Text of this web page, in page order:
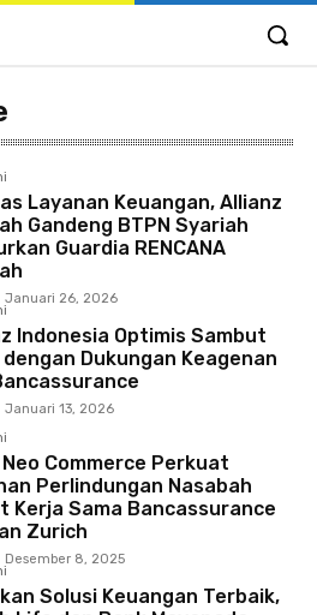
Layanan Keuangan, Allianz
Gandeng BTPN Syariah
Guardia RENCANA
Januari 26, 2026
Indonesia Optimis Sambut
Dukungan Keagenan
Januari 13, 2026
Commerce Perkuat
Perlindungan Nasabah
Kerja Sama Bancassurance
Zurich
Desember 8, 2025
Solusi Keuangan Terbaik,